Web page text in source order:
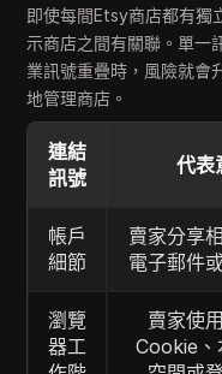
即使每間Etsy商店都有獨
示商店之間有關聯。單一
業訊號重疊時，風險就會
地管理商店。
連結
訊號
代表
帳戶
細節
賣家分享
電子郵件
瀏覽
器工
賣家使
Cookie、